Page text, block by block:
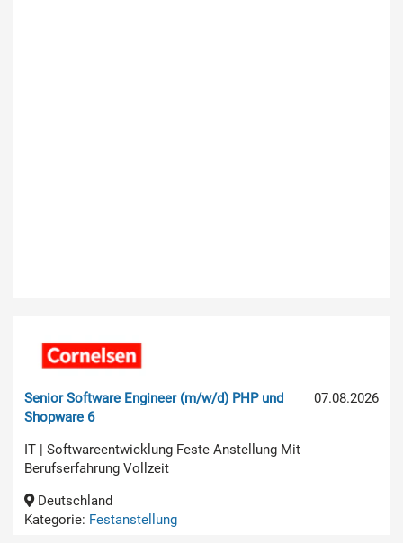
07.08.2026
Senior Software Engineer (m/w/d) PHP und
Shopware 6
IT | Softwareentwicklung Feste Anstellung Mit
Berufserfahrung Vollzeit
Deutschland
Kategorie: Festanstellung